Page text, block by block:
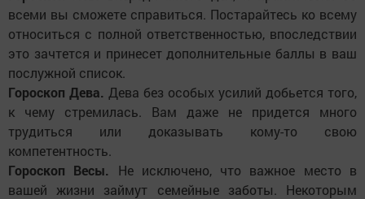
всеми вы сможете справиться. Постарайтесь ко всему
относиться с полной ответственностью, впоследствии
это зачтется и принесет дополнительные баллы в ваш
послужной список.
Гороскоп Дева. Дева без особых усилий добьется того,
к чему стремилась. Вам даже не придется много
трудиться или доказывать кому-то свою
компетентность.
Гороскоп Весы. Не исключено, что важное место в
вашей жизни займут семейные заботы. Некоторым